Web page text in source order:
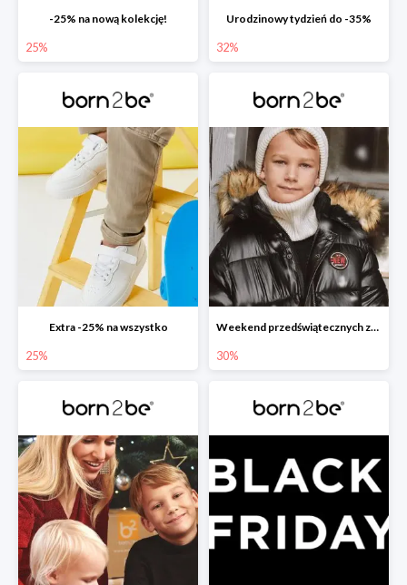
-25% na nową kolekcję!
25%
Urodzinowy tydzień do -35%
32%
Extra -25% na wszystko
25%
Weekend przedświątecznych zakupów
30%